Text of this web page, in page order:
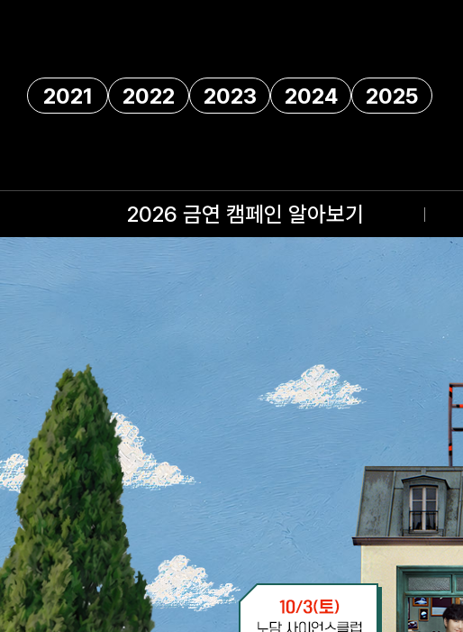
2021 2022 2023 2024 2025
2026 금연 캠페인 알아보기